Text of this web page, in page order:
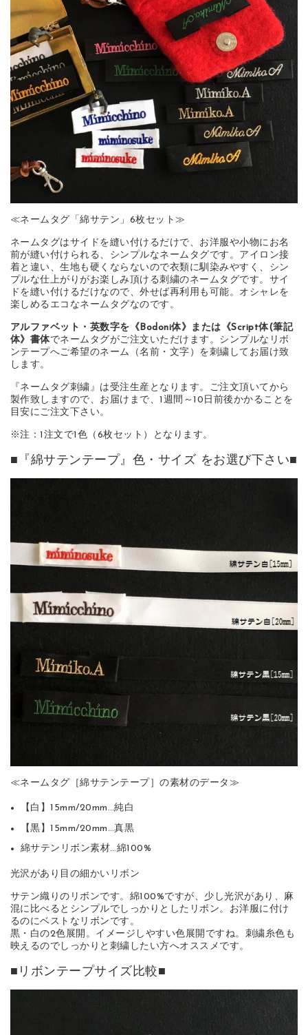
≪ネームタグ「綿サテン」6枚セット≫
ネームタグはサイドを縫い付けるだけで、お洋服や小物にお名
前が縫い付けられる、シンプルなネームタグです。アイロン接
着と違い、生地も硬くならないので衣類に馴染みやすく、シン
プルな仕上がりがお楽しみ頂ける刺繍のネームタグです。サイ
ドを縫い付けるだけなので、外せば再利用も可能。オシャレを
楽しめるエコなネームタグなのです。
アルファベット・英数字を《Bodoni体》または《Script体(筆記
体》書体でネームタグがご注文いただけます。シンプルなリボ
ンテープへご希望のネーム（名前・文字）を刺繍してお届け致
します。
『ネームタグ刺繍』は受注生産となります。ご注文頂いてから
製作致しますので、お届けまで、1週間～10日前後かかることを
目安にご注文下さい。
※注：1注文で1色（6枚セット）となります。
■『綿サテンテープ』色・サイズ をお選び下さい■
≪ネームタグ［綿サテンテープ］の素材のデータ≫
【白】15mm/20mm…純白
【黒】15mm/20mm…真黒
綿サテンリボン素材…綿100%
光沢があり目の細かいリボン
サテン織りのリボンです。綿100%ですが、少し光沢があり、麻
混に比べるとシンプルでしっかりとしたリボン。お洋服に付け
るのにベストなリボンです。
黒・白の2色展開。イメージしやすい色展開ですね。刺繍糸色も
映えるのでしっかりと刺繍したい方へオススメです。
■リボンテープサイズ比較■